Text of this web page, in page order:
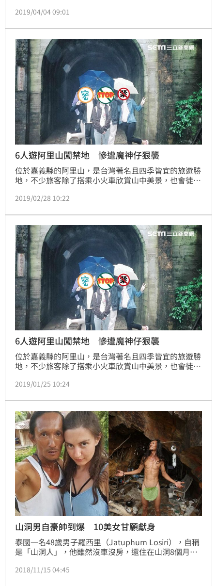
報警。當地警方調查後發現，死者是失蹤7年的羅姓女
2019/04/04 09:01
6人遊阿里山闖禁地 慘遭魔神仔狠襲
位於嘉義縣的阿里山，是台灣著名且四季皆宜的旅遊勝
地，不少旅客除了搭乘小火車欣賞山中美景，也會徒步
天，一群年輕人相約到阿里山遊玩，不過卻不顧當地民
果卻因此闖入「禁地」，不但差點被魔神仔牽走，還慘
遭阿飄襲擊，背後硬是留下恐怖的「巨大鬼手印」，毛
骨悚然的經歷讓他們從此再也不敢造訪阿里山。
2019/02/28 10:22
6人遊阿里山闖禁地 慘遭魔神仔狠襲
位於嘉義縣的阿里山，是台灣著名且四季皆宜的旅遊勝
地，不少旅客除了搭乘小火車欣賞山中美景，也會徒步
天，一群年輕人相約到阿里山遊玩，不過卻不顧當地民
果卻因此闖入「禁地」，不但差點被魔神仔牽走，還慘
遭阿飄襲擊，背後硬是留下恐怖的「巨大鬼手印」，毛
骨悚然的經歷讓他們從此再也不敢造訪阿里山。
2019/01/25 10:24
山洞男自豪帥到爆 10美女甘願獻身
泰國一名48歲男子羅西里（Jatuphum Losiri），自稱
是「山洞人」，他雖然沒車沒房，還住在山洞8個月，
子，其中不乏俄羅斯金髮正妹，而自己之所以這麼有魅
2018/11/15 04:45